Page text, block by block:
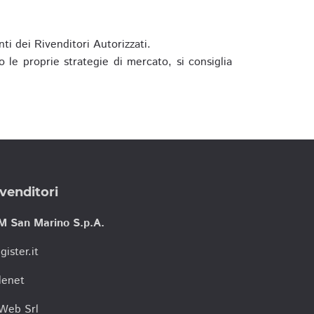
dei Rivenditori Autorizzati.
le proprie strategie di mercato, si consiglia
San Marino S.p.A.
Srl